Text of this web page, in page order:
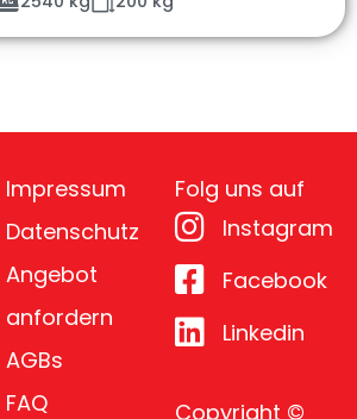
Impressum
Datenschutz
Angebot
anfordern
AGBs
FAQ
Folg uns auf
Instagram
Facebook
Linkedin
Copyright ©